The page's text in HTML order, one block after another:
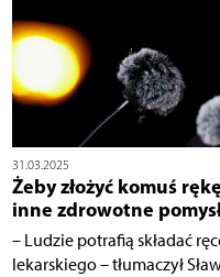
31.03.2025
Żeby złożyć komuś
inne zdrowotne
– Ludzie potrafią składać
lekarskiego – tłumaczył